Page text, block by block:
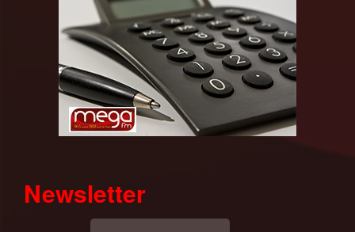
Newsletter